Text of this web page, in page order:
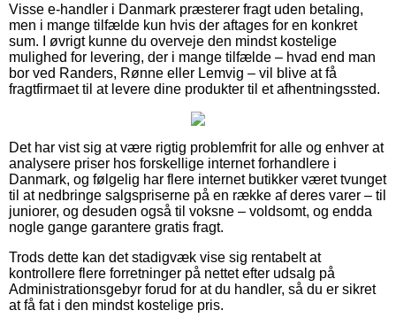
Visse e-handler i Danmark præsterer fragt uden betaling,
men i mange tilfælde kun hvis der aftages for en konkret
sum. I øvrigt kunne du overveje den mindst kostelige
mulighed for levering, der i mange tilfælde – hvad end man
bor ved Randers, Rønne eller Lemvig – vil blive at få
fragtfirmaet til at levere dine produkter til et afhentningssted.
Det har vist sig at være rigtig problemfrit for alle og enhver at
analysere priser hos forskellige internet forhandlere i
Danmark, og følgelig har flere internet butikker været tvunget
til at nedbringe salgspriserne på en række af deres varer – til
juniorer, og desuden også til voksne – voldsomt, og endda
nogle gange garantere gratis fragt.
Trods dette kan det stadigvæk vise sig rentabelt at
kontrollere flere forretninger på nettet efter udsalg på
Administrationsgebyr forud for at du handler, så du er sikret
at få fat i den mindst kostelige pris.